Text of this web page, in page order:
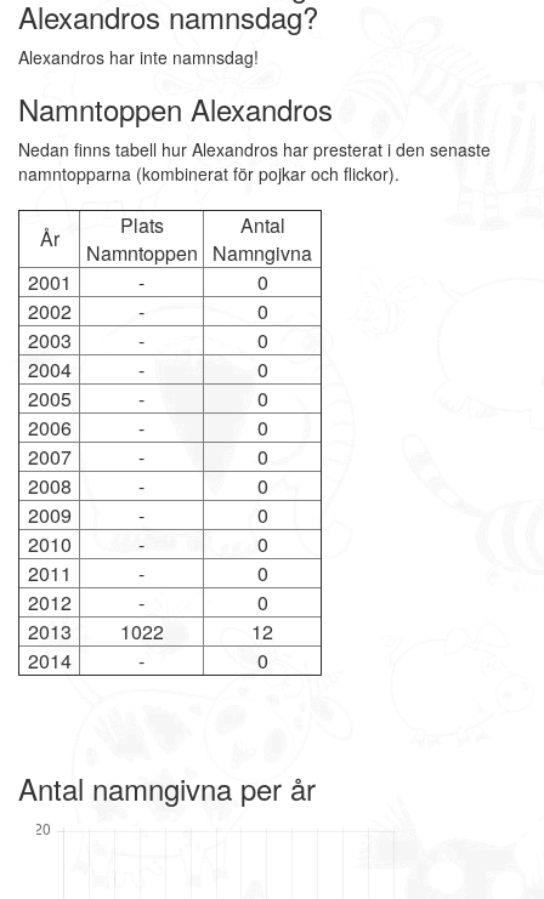
Alexandros namnsdag?
Alexandros har inte namnsdag!
Namntoppen Alexandros
Nedan finns tabell hur Alexandros har presterat i den senaste
namntopparna (kombinerat för pojkar och flickor).
År
Plats
Namntoppen
Antal
Namngivna
2001
-
0
2002
-
0
2003
-
0
2004
-
0
2005
-
0
2006
-
0
2007
-
0
2008
-
0
2009
-
0
2010
-
0
2011
-
0
2012
-
0
2013
1022
12
2014
- 0
Antal namngivna per år